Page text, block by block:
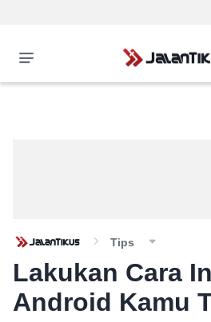
Tips
Lakukan Cara
Android Kamu